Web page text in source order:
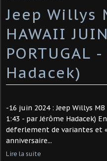
Jeep Willys
HAWAII
PORTUGAL
Hadacek) ​
-16 juin 2024 : Jeep Willys MB
1:43 - par Jérôme Hadacek)
déferlement de variantes et
anniversaire...
Lire la suite